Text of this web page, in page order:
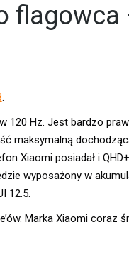
.
120 Hz. Jest bardzo
maksymalną
Xiaomi posiadał i
wyposażony w
12.5.
Marka Xiaomi coraz